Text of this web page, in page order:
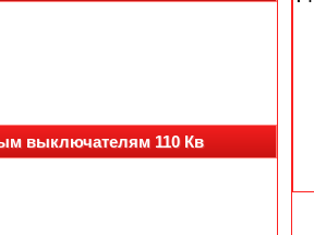
выключателям 110 Кв